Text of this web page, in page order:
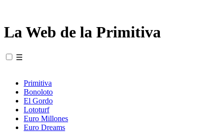
La Web de la Primitiva
☰
Primitiva
Bonoloto
El Gordo
Lototurf
Euro Millones
Euro Dreams